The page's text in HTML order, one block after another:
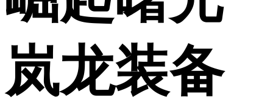
岚龙装备